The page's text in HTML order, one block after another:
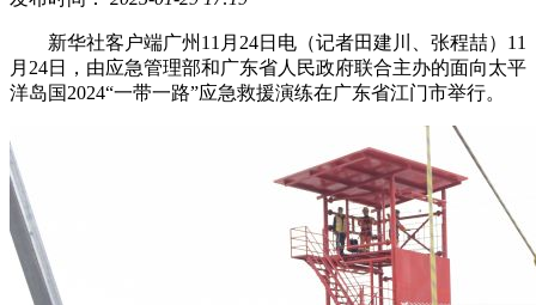
新华社客户端广州11月24日电（记者田建川、张程喆）11
月24日，由应急管理部和广东省人民政府联合主办的面向太平
洋岛国2024“一带一路”应急救援演练在广东省江门市举行。